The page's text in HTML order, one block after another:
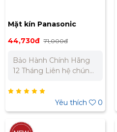
Mặt kín Panasonic
WMT6891-VN
44,730đ 71,000đ
Bảo Hành Chính Hãng
12 Tháng Liên hệ chúng
nhất cho dự án. Miền
Bắc : 0989 310 979 –
0973 106 269 Miền Nam:
0902 303 733 – 0945
Yêu thích 0